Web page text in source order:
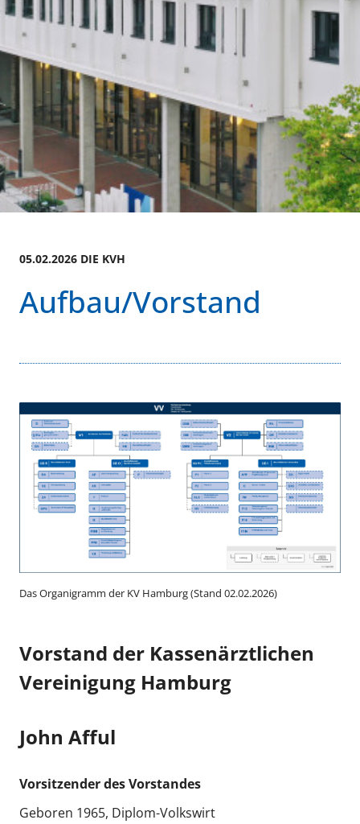
05.02.2026 DIE KVH
Aufbau/Vorstand
Das Organigramm der KV Hamburg (Stand 02.02.2026)
Vorstand der Kassenärztlichen
Vereinigung Hamburg
John Afful
Vorsitzender des Vorstandes
Geboren 1965, Diplom-Volkswirt